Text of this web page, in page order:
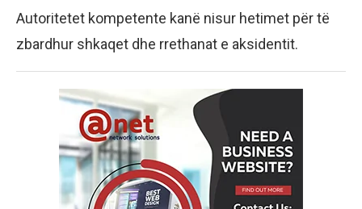
Autoritetet kompetente kanë nisur hetimet për të
zbardhur shkaqet dhe rrethanat e aksidentit.